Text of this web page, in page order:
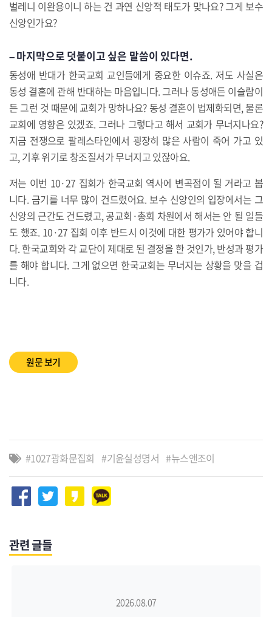
벌레니 이완용이니 하는 건 과연 신앙적 태도가 맞나요? 그게 보수
신앙인가요?
– 마지막으로 덧붙이고 싶은 말씀이 있다면.
동성애 반대가 한국교회 교인들에게 중요한 이슈죠. 저도 사실은
동성 결혼에 관해 반대하는 마음입니다. 그러나 동성애든 이슬람이
든 그런 것 때문에 교회가 망하나요? 동성 결혼이 법제화되면, 물론
교회에 영향은 있겠죠. 그러나 그렇다고 해서 교회가 무너지나요?
지금 전쟁으로 팔레스타인에서 굉장히 많은 사람이 죽어 가고 있
고, 기후 위기로 창조질서가 무너지고 있잖아요.
저는 이번 10·27 집회가 한국교회 역사에 변곡점이 될 거라고 봅
니다. 금기를 너무 많이 건드렸어요. 보수 신앙인의 입장에서는 그
신앙의 근간도 건드렸고, 공교회·총회 차원에서 해서는 안 될 일들
도 했죠. 10·27 집회 이후 반드시 이것에 대한 평가가 있어야 합니
다. 한국교회와 각 교단이 제대로 된 결정을 한 것인가, 반성과 평가
를 해야 합니다. 그게 없으면 한국교회는 무너지는 상황을 맞을 겁
니다.
원문 보기
1027광화문집회 기윤실성명서 뉴스앤조이
관련 글들
2026.08.07